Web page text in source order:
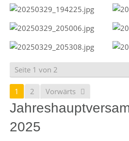
Seite 1 von 2
1 2 Vorwärts
2025